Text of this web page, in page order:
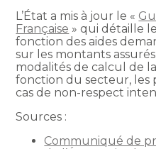
L’État a mis à jour le «
Française » qui détaille
fonction des aides
sur les montants
modalités de calcul de
fonction du secteur, les
cas de non-respect
Sources :
Communiqué de